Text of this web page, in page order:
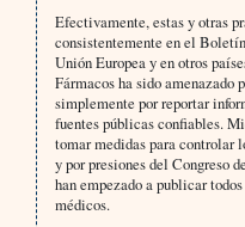
Efectivamente, estas y otras
consistentemente en el
Unión Europea y en otros
Fármacos ha sido amenazado
simplemente por reportar
fuentes públicas confiables.
tomar medidas para controlar
y por presiones del Congreso
han empezado a publicar
médicos.